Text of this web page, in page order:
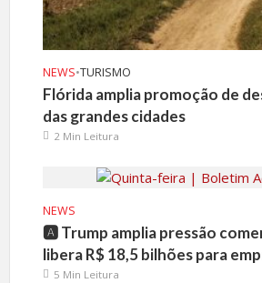
NEWS•TURISMO
Flórida amplia promoção de
das grandes cidades
2 Min Leitura
NEWS
🅰️ Trump amplia pressão
libera R$ 18,5 bilhões para
5 Min Leitura